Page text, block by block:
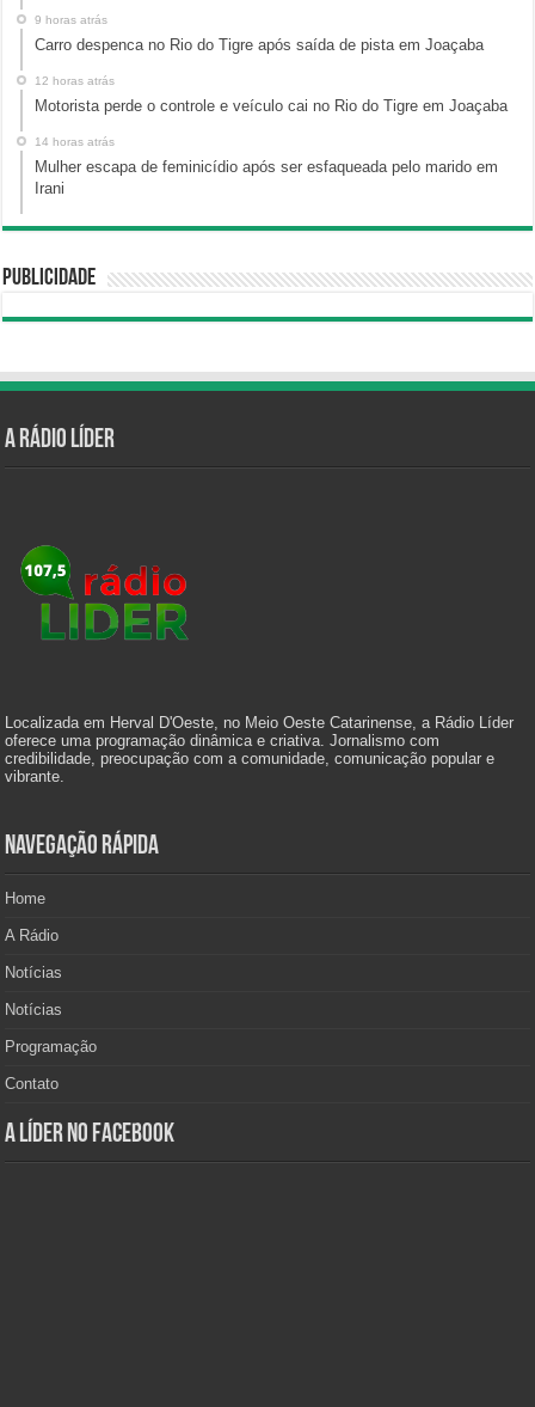
9 horas atrás
Carro despenca no Rio do Tigre após saída de pista em Joaçaba
12 horas atrás
Motorista perde o controle e veículo cai no Rio do Tigre em Joaçaba
14 horas atrás
Mulher escapa de feminicídio após ser esfaqueada pelo marido em
Irani
Publicidade
A Rádio Líder
Localizada em Herval D'Oeste, no Meio Oeste Catarinense, a Rádio Líder
oferece uma programação dinâmica e criativa. Jornalismo com
credibilidade, preocupação com a comunidade, comunicação popular e
vibrante.
Navegação Rápida
Home
A Rádio
Notícias
Notícias
Programação
Contato
A Líder no Facebook